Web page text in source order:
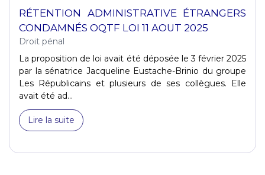
RÉTENTION ADMINISTRATIVE ÉTRANGERS
CONDAMNÉS OQTF LOI 11 AOUT 2025
Droit pénal
La proposition de loi avait été déposée le 3 février 2025
par la sénatrice Jacqueline Eustache-Brinio du groupe
Les Républicains et plusieurs de ses collègues. Elle
avait été ad...
Lire la suite